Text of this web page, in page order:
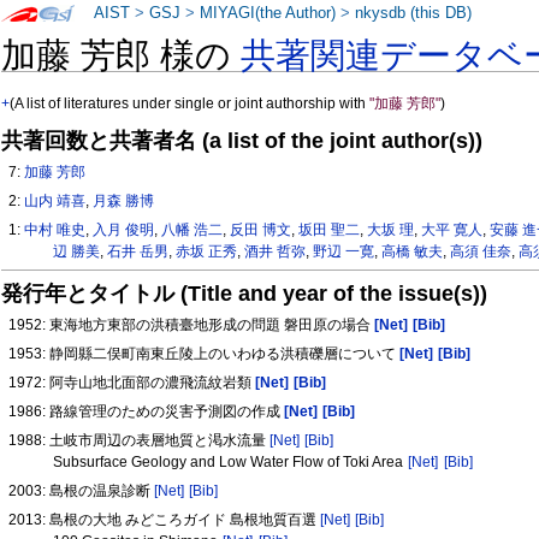
加藤 芳郎 様の共著関連データベ
+(A list of literatures under single or joint authorship with"加藤 芳郎")
共著回数と共著者名 (a list of the joint author(s))
7:加藤 芳郎
2: 山内 靖喜, 月森 勝博
1:中村 唯史 , 入月 俊明 , 八幡 浩二, 反田 博文,坂田 聖二,大坂 理,大平 寛人 ,安藤
辺 勝美, 石井 岳男, 赤坂 正秀, 酒井 哲弥, 野辺 一寛, 高橋 敏夫, 高須 佳奈, 高
発行年とタイトル (Title and year of the issue(s))
1952: 東海地方東部の洪積臺地形成の問題 磐田原の場合 [Net] [Bib]
1953: 静岡縣二俣町南東丘陵上のいわゆる洪積礫層について [Net] [Bib]
1972: 阿寺山地北面部の濃飛流紋岩類 [Net] [Bib]
1986: 路線管理のための災害予測図の作成 [Net] [Bib]
1988: 土岐市周辺の表層地質と渇水流量 [Net] [Bib]
Subsurface Geology and Low Water Flow of Toki Area [Net] [Bib]
2003: 島根の温泉診断 [Net] [Bib]
2013: 島根の大地 みどころガイド 島根地質百選 [Net] [Bib]
AIST >GSJ > MIYAGI(the Author) >nkysdb (this DB)